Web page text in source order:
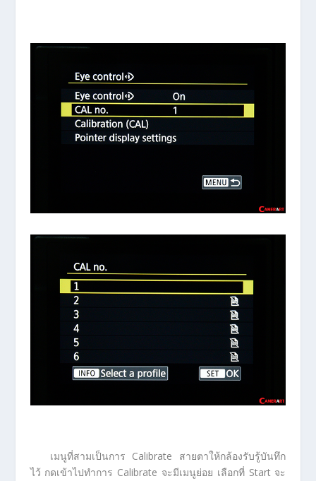
เมนูที่สามเป็นการ Calibrate สายตาให้กล้องรับรู้บันทึก
ไว้ กดเข้าไปทำการ Calibrate จะมีเมนูย่อย เลือกที่ Start จะ